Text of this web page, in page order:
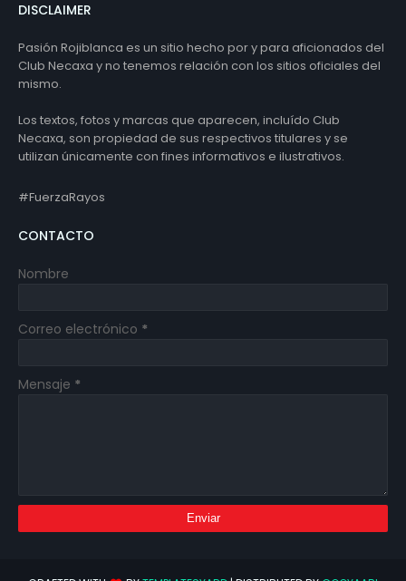
DISCLAIMER
Pasión Rojiblanca es un sitio hecho por y para aficionados del
Club Necaxa y no tenemos relación con los sitios oficiales del
mismo.
Los textos, fotos y marcas que aparecen, incluído Club
Necaxa, son propiedad de sus respectivos titulares y se
utilizan únicamente con fines informativos e ilustrativos.
#FuerzaRayos
CONTACTO
Nombre
Correo electrónico *
Mensaje *